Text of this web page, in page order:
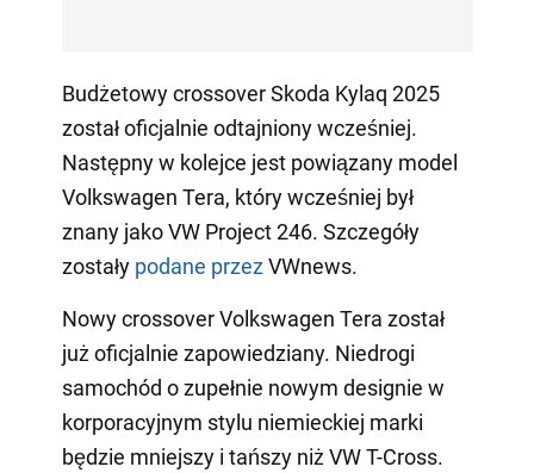
Budżetowy crossover Skoda Kylaq 2025
został oficjalnie odtajniony wcześniej.
Następny w kolejce jest powiązany model
Volkswagen Tera, który wcześniej był
znany jako VW Project 246. Szczegóły
zostały podane przezVWnews.
Nowy crossover Volkswagen Tera został
już oficjalnie zapowiedziany. Niedrogi
samochód o zupełnie nowym designie w
korporacyjnym stylu niemieckiej marki
będzie mniejszy i tańszy niż VW T-Cross.